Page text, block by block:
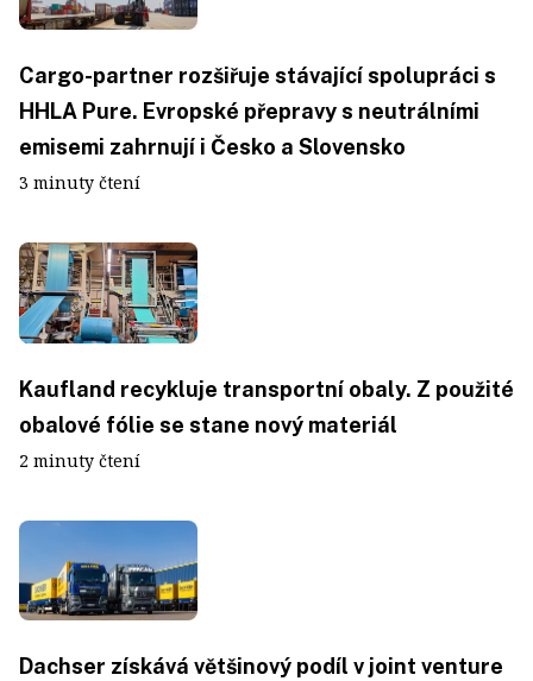
Cargo-partner rozšiřuje stávající spolupráci s
HHLA Pure. Evropské přepravy s neutrálními
emisemi zahrnují i Česko a Slovensko
3 minuty čtení
Kaufland recykluje transportní obaly. Z použité
obalové fólie se stane nový materiál
2 minuty čtení
Dachser získává většinový podíl v joint venture